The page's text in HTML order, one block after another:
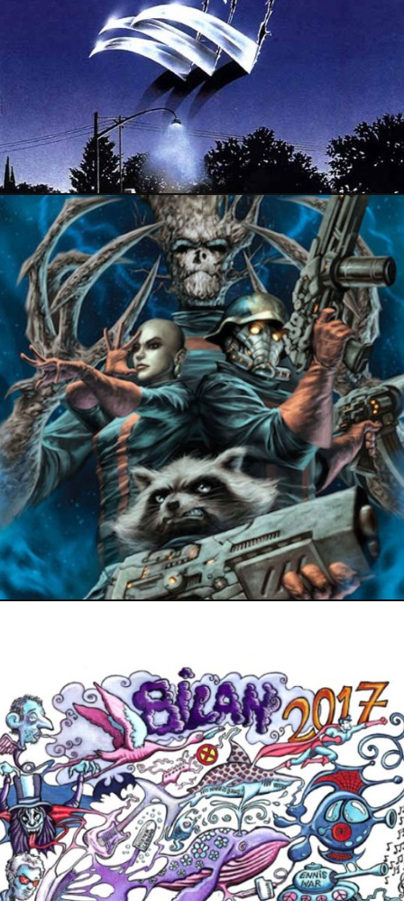
30 mars 2018
1 janvier 2018